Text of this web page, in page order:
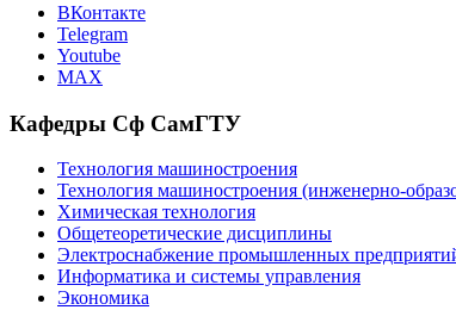
ВКонтакте
Telegram
Youtube
MAX
Кафедры Сф СамГТУ
Технология машиностроения
Технология машиностроения (инженерно-
Химическая технология
Общетеоретические дисциплины
Электроснабжение промышленных
Информатика и системы управления
Экономика